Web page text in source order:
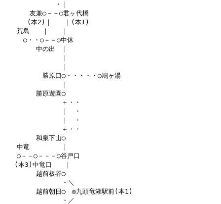
・｜
友兼○－－○君ヶ代橋
(本2)｜　　｜(本1)
荒島　　｜　　｜
○・・○－－○中休
中の出　｜
｜
｜
勝原口○・・・・・○鳩ヶ湯
｜
勝原遊園○
＋・・
｜　・
｜　・
＋・・
和泉下山○
中竜　　　　　｜
○－－○－－－○谷戸口
(本3)中竜口　　｜
越前板谷○
・＼
越前朝日○　◎九頭竜湖駅前(本1)
・／